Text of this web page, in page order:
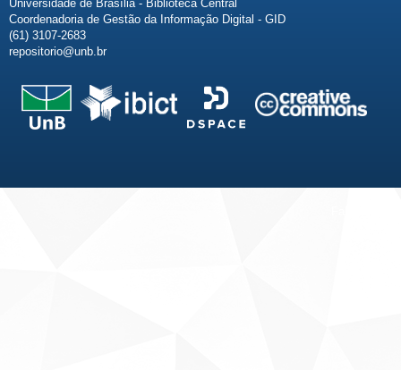
Universidade de Brasília - Biblioteca Central
Coordenadoria de Gestão da Informação Digital - GID
(61) 3107-2683
repositorio@unb.br